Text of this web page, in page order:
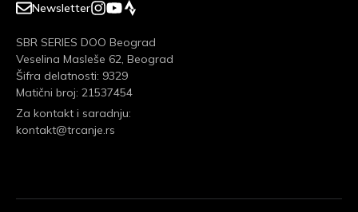
Newsletter
SBR SERIES DOO Beograd
Veselina Masleše 62, Beograd
Šifra delatnosti: 9329
Matični broj: 21537454
Za kontakt i saradnju:
kontakt@trcanje.rs